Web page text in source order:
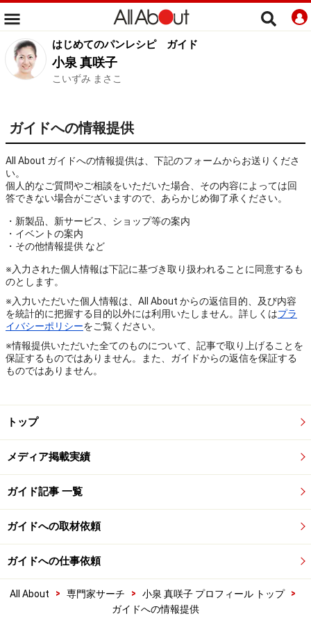
はじめてのパンレシピ ガイド
小泉 真咲子
こいずみ まさこ
ガイドへの情報提供
All About ガイドへの情報提供は、下記のフォームからお送りくださ
い。
個人的なご質問やご相談をいただいた場合、その内容によっては回
答できない場合がございますので、あらかじめ御了承ください。
・新製品、新サービス、ショップ等の案内
・イベントの案内
・その他情報提供 など
※入力された個人情報は下記に基づき取り扱われることに同意するも
のとします。
※入力いただいた個人情報は、All About からの返信目的、及び内容
を統計的に把握する目的以外には利用いたしません。詳しくはプラ
イバシーポリシーをご覧ください。
※情報提供いただいた全てのものについて、記事で取り上げることを
保証するものではありません。また、ガイドからの返信を保証する
ものではありません。
トップ
メディア掲載実績
ガイド記事 一覧
ガイドへの取材依頼
ガイドへの仕事依頼
All About > 専門家サーチ > 小泉 真咲子 プロフィール トップ
>
ガイドへの情報提供